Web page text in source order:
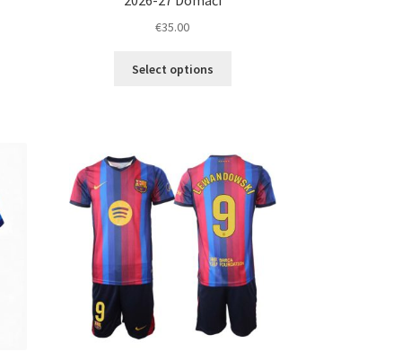
€35.00
Select options
Možnosti
lahko
izberete
na
strani
izdelka